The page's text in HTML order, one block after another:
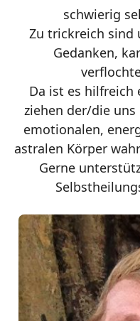
schwierig
Zu trickreich sind
Gedanken,
Da ist es hilfreich
ziehen der/die
emotionalen,
astralen Körper
Gerne